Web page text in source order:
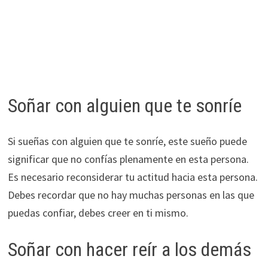
Soñar con alguien que te sonríe
Si sueñas con alguien que te sonríe, este sueño puede
significar que no confías plenamente en esta persona.
Es necesario reconsiderar tu actitud hacia esta persona.
Debes recordar que no hay muchas personas en las que
puedas confiar, debes creer en ti mismo.
Soñar con hacer reír a los demás